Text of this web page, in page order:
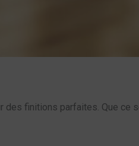
des finitions parfaites. Que ce